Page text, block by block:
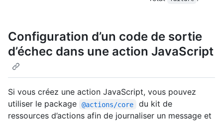
Configuration d’un code de sortie
d’échec dans une action JavaScript
Si vous créez une action JavaScript, vous pouvez
utiliser le package
@actions/core
du kit de
ressources d’actions afin de journaliser un message et